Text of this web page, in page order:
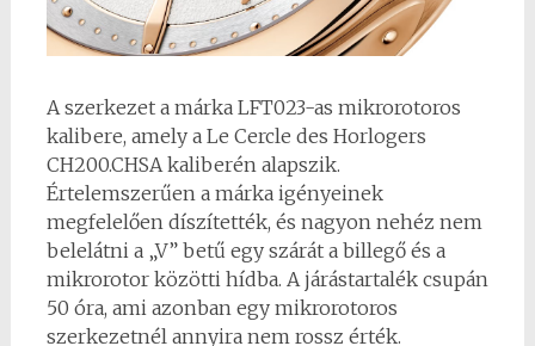
A szerkezet a márka LFT023-as mikrorotoros
kalibere, amely a Le Cercle des Horlogers
CH200.CHSA kaliberén alapszik.
Értelemszerűen a márka igényeinek
megfelelően díszítették, és nagyon nehéz nem
belelátni a „V” betű egy szárát a billegő és a
mikrorotor közötti hídba. A járástartalék csupán
50 óra, ami azonban egy mikrorotoros
szerkezetnél annyira nem rossz érték.